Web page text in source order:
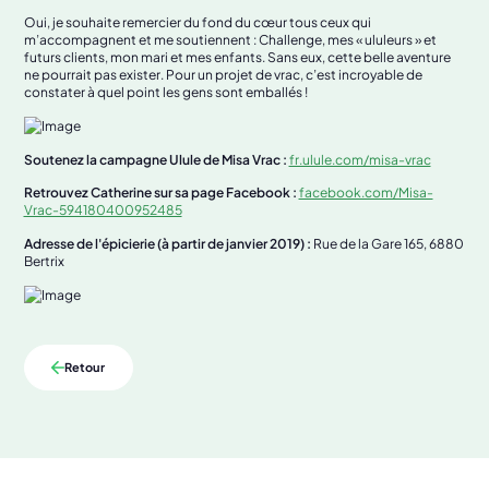
Oui, je souhaite remercier du fond du cœur tous ceux qui
m’accompagnent et me soutiennent : Challenge, mes « ululeurs » et
futurs clients, mon mari et mes enfants. Sans eux, cette belle aventure
ne pourrait pas exister. Pour un projet de vrac, c’est incroyable de
constater à quel point les gens sont emballés !
Soutenez la campagne Ulule de Misa Vrac :fr.ulule.com/misa-vrac
Retrouvez Catherine sur sa page Facebook :facebook.com/Misa-
Vrac-594180400952485
Adresse de l'épicierie (à partir de janvier 2019) : Rue de la Gare 165, 6880
Bertrix
Retour